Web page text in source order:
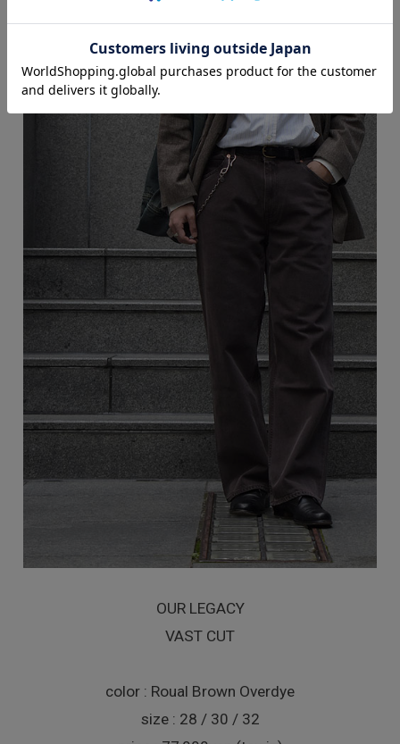
OUR LEGACY
VAST CUT
color : Roual Brown Overdye
size : 28 / 30 / 32